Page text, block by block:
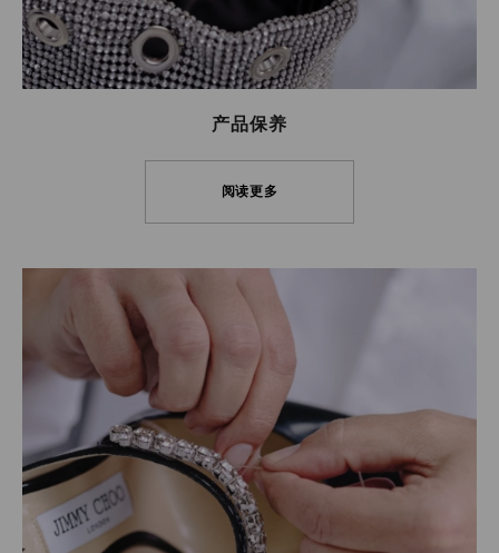
产品保养
阅读更多